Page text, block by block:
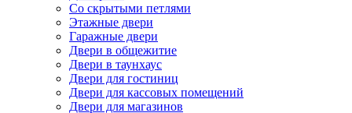
Со скрытыми петлями
Этажные двери
Гаражные двери
Двери в общежитие
Двери в таунхаус
Двери для гостиниц
Двери для кассовых помещений
Двери для магазинов